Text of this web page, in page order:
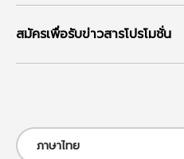
สมัครเพื่อรับข่าวสารโปรโมชั่น
ภาษา
ภาษาไทย